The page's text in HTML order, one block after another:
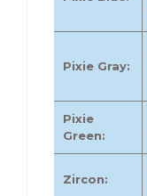
Pixie Gray:
Pixie
Green:
Zircon: